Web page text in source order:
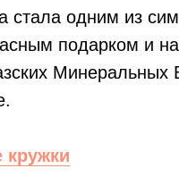
стала одним из
подарком и
Минеральных
кружки